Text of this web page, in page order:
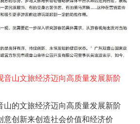
音山文旅经济迈向高质量发展新阶
的文旅经济迈向高质量发展新阶
意创新来创造社会价值和经济价